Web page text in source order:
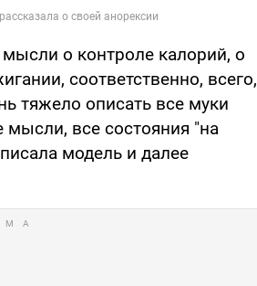
мысли о контроле калорий, о
соответственно, всего,
тяжело описать все муки
мысли, все состояния "на
модель и далее